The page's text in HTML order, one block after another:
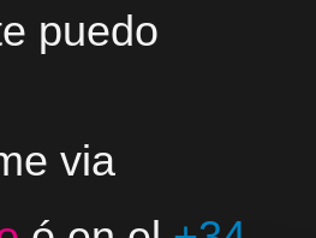
puedo
via